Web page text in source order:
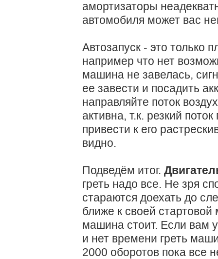
амортизаторы
автомобиля может вас
Автозапуск - это только
например что нет
машина не завелась,
ее завести и посадить
направляйте поток
активна, т.к. резкий
привести к его
видно.
Подведём итог.
греть надо все. Не зря
стараются доехать до
ближе к своей стартовой
машина стоит. Если вам
и нет времени греть
2000 оборотов пока все